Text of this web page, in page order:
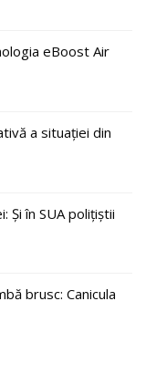
eBoost Air
a situației din
Și în SUA polițiștii
brusc: Canicula